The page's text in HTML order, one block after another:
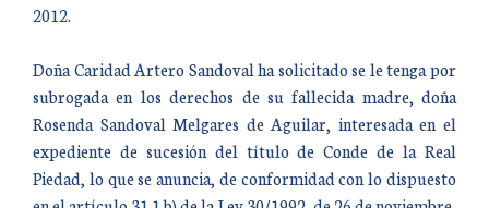
2012.
Doña Caridad Artero Sandoval ha solicitado se le tenga por
subrogada en los derechos de su fallecida madre, doña
Rosenda Sandoval Melgares de Aguilar, interesada en el
expediente de sucesión del título de Conde de la Real
Piedad, lo que se anuncia, de conformidad con lo dispuesto